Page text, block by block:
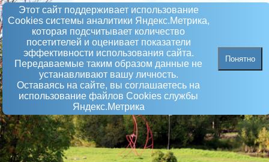
Этот сайт поддерживает использование
Сookies системы аналитики Яндекс.Метрика,
которая подсчитывает количество
посетителей и оценивает показатели
эффективности использования сайта.
Передаваемые таким образом данные не
устанавливают вашу личность.
Оставаясь на сайте, вы соглашаетесь на
использование файлов Сookies службы
Яндекс.Метрика
Понятно